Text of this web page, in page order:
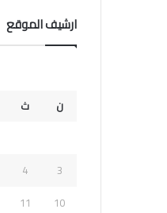
ارشيف الموقع
ن
ث
3
4
10
11